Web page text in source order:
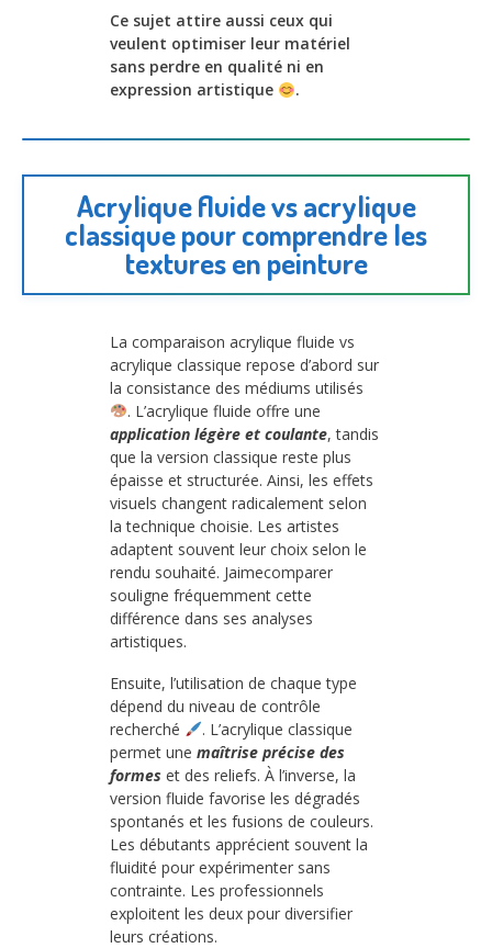
Ce sujet attire aussi ceux qui
veulent optimiser leur matériel
sans perdre en qualité ni en
expression artistique
.
Acrylique fluide vs acrylique
classique pour comprendre les
textures en peinture
La comparaison acrylique fluide vs
acrylique classique repose d’abord sur
la consistance des médiums utilisés
. L’acrylique fluide offre une
application légère et coulante, tandis
que la version classique reste plus
épaisse et structurée. Ainsi, les effets
visuels changent radicalement selon
la technique choisie. Les artistes
adaptent souvent leur choix selon le
rendu souhaité. Jaimecomparer
souligne fréquemment cette
différence dans ses analyses
artistiques.
Ensuite, l’utilisation de chaque type
dépend du niveau de contrôle
recherché
. L’acrylique classique
permet une maîtrise précise des
formes et des reliefs. À l’inverse, la
version fluide favorise les dégradés
spontanés et les fusions de couleurs.
Les débutants apprécient souvent la
fluidité pour expérimenter sans
contrainte. Les professionnels
exploitent les deux pour diversifier
leurs créations.